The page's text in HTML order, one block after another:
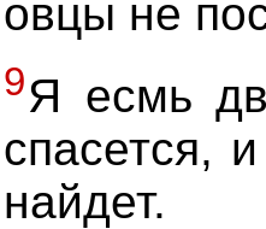
овцы не
9Я есмь
спасется,
найдет.